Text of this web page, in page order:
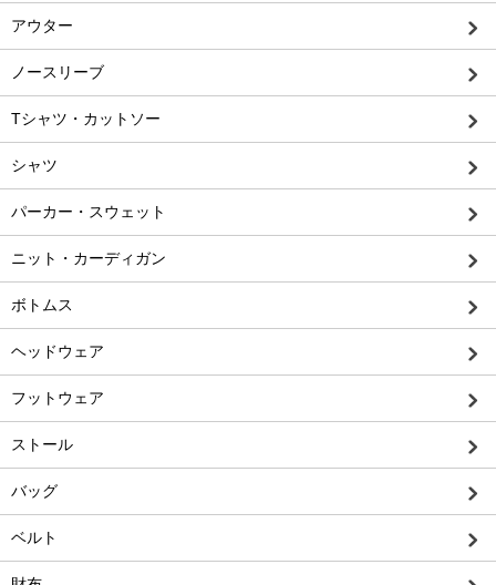
アウター
ノースリーブ
Tシャツ・カットソー
シャツ
パーカー・スウェット
ニット・カーディガン
ボトムス
ヘッドウェア
フットウェア
ストール
バッグ
ベルト